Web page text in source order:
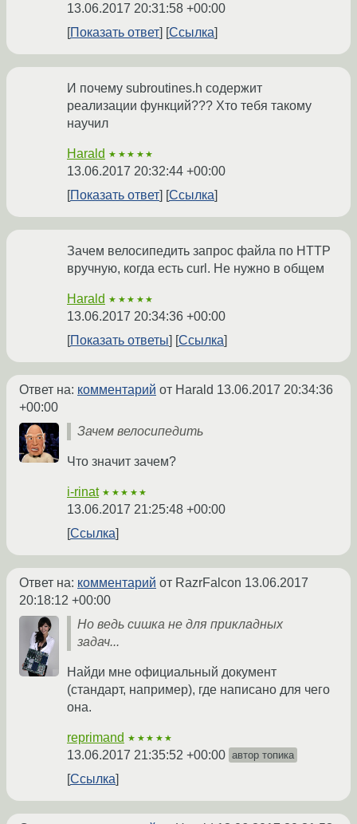
13.06.2017 20:31:58 +00:00
Показать ответ
Ссылка
И почему subroutines.h содержит
реализации функций??? Хто тебя такому
научил
Harald ★★★★★
13.06.2017 20:32:44 +00:00
Показать ответ
Ссылка
Зачем велосипедить запрос файла по HTTP
вручную, когда есть curl. Не нужно в общем
Harald ★★★★★
13.06.2017 20:34:36 +00:00
Показать ответы
Ссылка
Ответ на: комментарий от Harald 13.06.2017 20:34:36
+00:00
Зачем велосипедить
Что значит зачем?
i-rinat ★★★★★
13.06.2017 21:25:48 +00:00
Ссылка
Ответ на: комментарий от RazrFalcon 13.06.2017
20:18:12 +00:00
Но ведь сишка не для прикладных
задач...
Найди мне официальный документ
(стандарт, например), где написано для чего
она.
reprimand ★★★★★
13.06.2017 21:35:52 +00:00 автор топика
Ссылка